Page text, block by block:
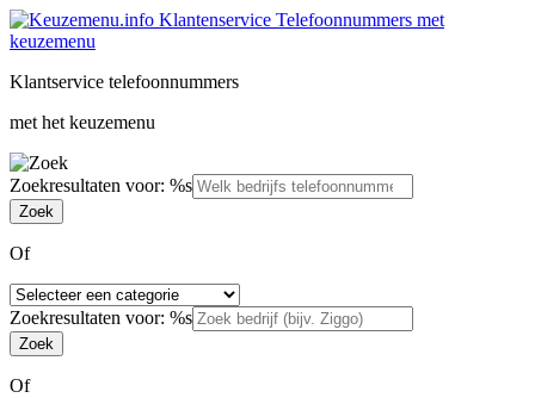
Klantservice telefoonnummers
met het keuzemenu
Zoekresultaten voor: %s
Of
Zoekresultaten voor: %s
Of